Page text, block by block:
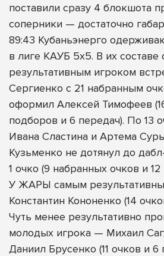
поставили сразу 4 блокшота
соперники — достаточно
89:43 Кубаньэнерго
в лиге КАУБ 5х5. В их составе
результативным игроком
Сергиенко с 21 набранным
оформил Алексей Тимофеев
подборов и 6 передач). По 13
Ивана Сластина и Артема
Кузьменко не дотянул до
1 очко (9 набранных очков и
У ЖАРЫ самым
Константин Кононенко (14
Чуть менее результативно
молодых игрока — Михаил
Даниил Брусенко (11 очков и 6